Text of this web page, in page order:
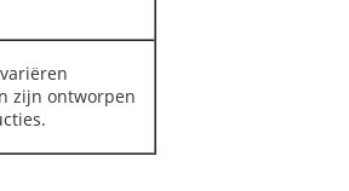
zijn ontworpen